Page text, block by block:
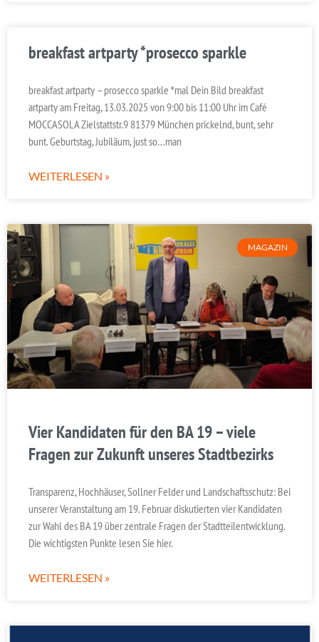
breakfast artparty *prosecco sparkle
breakfast artparty – prosecco sparkle *mal Dein Bild breakfast
artparty am Freitag, 13.03.2025 von 9:00 bis 11:00 Uhr im Café
MOCCASOLA Zielstattstr.9 81379 München prickelnd, bunt, sehr
bunt. Geburtstag, Jubiläum, just so…man
WEITERLESEN »
MAGAZIN
Vier Kandidaten für den BA 19 – viele
Fragen zur Zukunft unseres Stadtbezirks
Transparenz, Hochhäuser, Sollner Felder und Landschaftsschutz: Bei
unserer Veranstaltung am 19. Februar diskutierten vier Kandidaten
zur Wahl des BA 19 über zentrale Fragen der Stadtteilentwicklung.
Die wichtigsten Punkte lesen Sie hier.
WEITERLESEN »